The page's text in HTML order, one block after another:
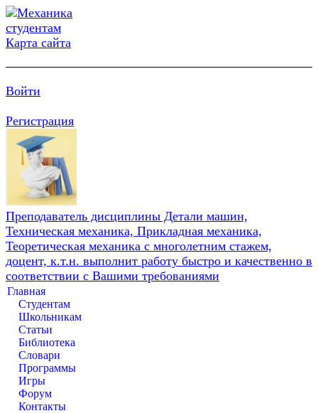
Карта сайта
Войти
Регистрация
Преподаватель дисциплины Детали машин,
Техническая механика, Прикладная механика,
Теоретическая механика с многолетним стажем,
доцент, к.т.н. выполнит работу быстро и качественно в
соответствии с Вашими требованиями
Главная
Студентам
Школьникам
Статьи
Библиотека
Словари
Программы
Игры
Форум
Контакты